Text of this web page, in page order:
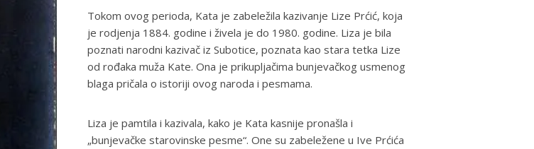
Tokom ovog perioda, Kata je zabeležila kazivanje Lize Prćić, koja
je rodjenja 1884. godine i živela je do 1980. godine. Liza je bila
poznati narodni kazivač iz Subotice, poznata kao stara tetka Lize
od rođaka muža Kate. Ona je prikupljačima bunjevačkog usmenog
blaga pričala o istoriji ovog naroda i pesmama.
Liza je pamtila i kazivala, kako je Kata kasnije pronašla i
„bunjevačke starovinske pesme“. One su zabeležene u Ive Prćića